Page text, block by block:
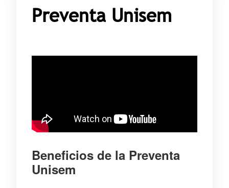
Preventa Unisem
Beneficios de la Preventa
Unisem